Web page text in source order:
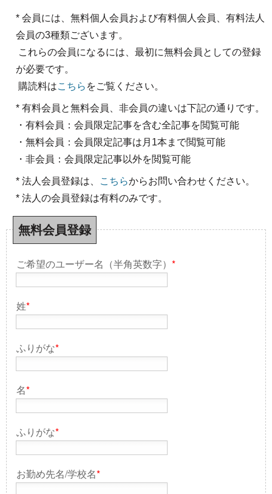
* 会員には、無料個人会員および有料個人会員、有料法人
会員の3種類ございます。
これらの会員になるには、最初に無料会員としての登録
が必要です。
購読料はこちら をご覧ください。
* 有料会員と無料会員、非会員の違いは下記の通りです。
・有料会員：会員限定記事を含む全記事を閲覧可能
・無料会員：会員限定記事は月1本まで閲覧可能
・非会員：会員限定記事以外を閲覧可能
* 法人会員登録は、 こちらからお問い合わせください。
* 法人の会員登録は有料のみです。
無料会員登録
ご希望のユーザー名（半角英数字） *
姓*
ふりがな*
名*
ふりがな*
お勤め先名/学校名*